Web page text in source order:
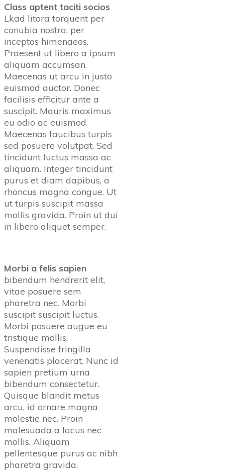
Class aptent taciti socios
Lkad litora torquent per
conubia nostra, per
inceptos himenaeos.
Praesent ut libero a ipsum
aliquam accumsan.
Maecenas ut arcu in justo
euismod auctor. Donec
facilisis efficitur ante a
suscipit. Mauris maximus
eu odio ac euismod.
Maecenas faucibus turpis
sed posuere volutpat. Sed
tincidunt luctus massa ac
aliquam. Integer tincidunt
purus et diam dapibus, a
rhoncus magna congue. Ut
ut turpis suscipit massa
mollis gravida. Proin ut dui
in libero aliquet semper.
Morbi a felis sapien
bibendum hendrerit elit,
vitae posuere sem
pharetra nec. Morbi
suscipit suscipit luctus.
Morbi posuere augue eu
tristique mollis.
Suspendisse fringilla
venenatis placerat. Nunc id
sapien pretium urna
bibendum consectetur.
Quisque blandit metus
arcu, id ornare magna
molestie nec. Proin
malesuada a lacus nec
mollis. Aliquam
pellentesque purus ac nibh
pharetra gravida.